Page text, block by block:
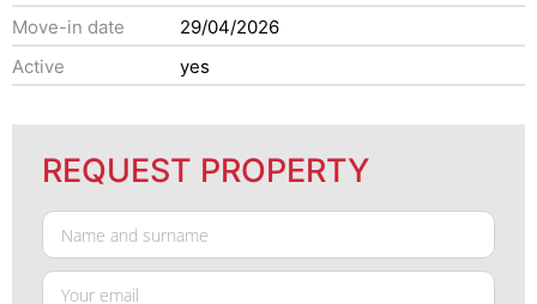
Move-in date
29/04/2026
Active
yes
REQUEST PROPERTY